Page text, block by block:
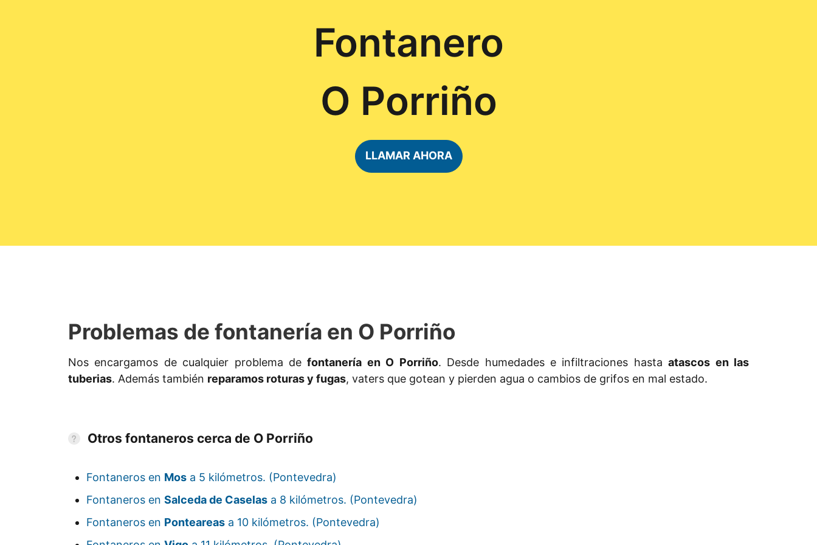
Fontanero
O Porriño
LLAMAR AHORA
Problemas de fontanería en O Porriño
Nos encargamos de cualquier problema defontanería en O Porriño. Desde humedades e infiltraciones hastaatascos en las
tuberias. Además también reparamos roturas y fugas, vaters que gotean y pierden agua o cambios de grifos en mal estado.
Otros fontaneros cerca de O Porriño
Fontaneros en Mos a 5 kilómetros. (Pontevedra)
Fontaneros en Salceda de Caselas a 8 kilómetros. (Pontevedra)
Fontaneros en Ponteareas a 10 kilómetros. (Pontevedra)